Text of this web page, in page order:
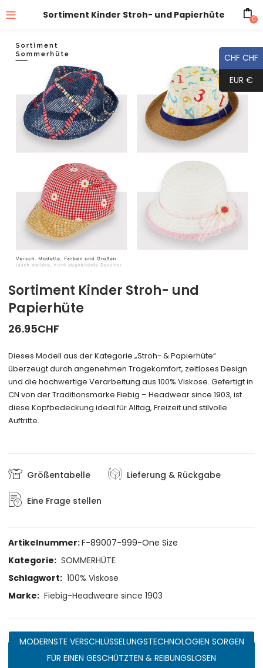
Sortiment Kinder Stroh- und Papierhüte 0
Sortiment Kinder Stroh- und
Papierhüte
26.95CHF
Dieses Modell aus der Kategorie „Stroh- & Papierhüte“
überzeugt durch angenehmen Tragekomfort, zeitloses Design
und die hochwertige Verarbeitung aus 100% Viskose. Gefertigt in
CN von der Traditionsmarke Fiebig – Headwear since 1903, ist
diese Kopfbedeckung ideal für Alltag, Freizeit und stilvolle
Auftritte.
Größentabelle Lieferung & Rückgabe
Eine Frage stellen
Artikelnummer:F-89007-999-One Size
Kategorie: SOMMERHÜTE
Schlagwort: 100% Viskose
Marke: Fiebig-Headweare since 1903
MODERNSTE VERSCHLÜSSELUNGSTECHNOLOGIEN SORGEN
FÜR EINEN GESCHÜTZTEN & REIBUNGSLOSEN
CHF CHF
EUR €